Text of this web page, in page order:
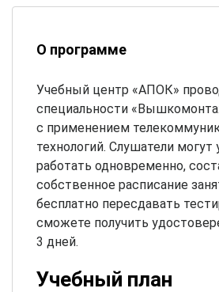
О программе
Учебный центр «АПОК»
специальности
с применением
технологий. Слушатели могут
работать одновременно,
собственное расписание
бесплатно пересдавать
сможете получить
3 дней.
Учебный план